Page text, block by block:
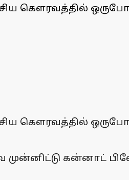
கௌரவத்தில்
கௌரவத்தில்
கன்னாட்